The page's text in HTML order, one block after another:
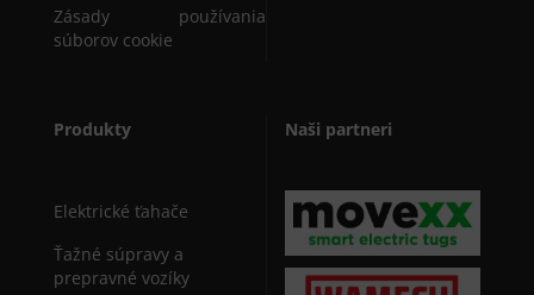
Zásady používania
súborov cookie
Produkty
Elektrické ťahače
Ťažné súpravy a
prepravné vozíky
Naši partneri